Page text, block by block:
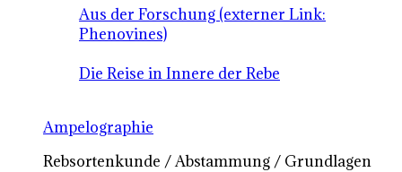
Aus der Forschung (externer Link:
Phenovines)
Die Reise in Innere der Rebe
Ampelographie
Rebsortenkunde / Abstammung / Grundlagen